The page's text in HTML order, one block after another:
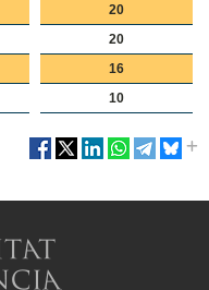
20
20
16
10